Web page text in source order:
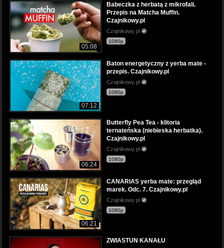
05:08
Babeczka z herbatą z mikrofali.
Przepis na Matcha Muffin.
Czajnikowy.pl
Czajnikowy pl
1080p
07:12
Baton energetyczny z yerba mate -
przepis. Czajnikowy.pl
Czajnikowy pl
1080p
06:24
Butterfly Pea Tea - klitoria
ternateńska (niebieska herbatka).
Czajnikowy.pl
Czajnikowy pl
1080p
06:21
CANARIAS yerba mate: przegląd
marek. Odc. 7. Czajnikowy.pl
Czajnikowy pl
1080p
ZWIASTUN KANAŁU